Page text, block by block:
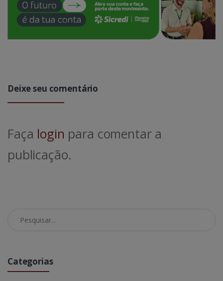
Deixe seu comentário
Faça login para comentar a
publicação.
Pesquisar no Blog
Categorias